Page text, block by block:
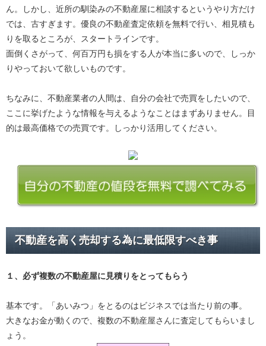
ん。しかし、近所の馴染みの不動産屋に相談するというやり方だけ
では、古すぎます。優良の不動産査定依頼を無料で行い、相見積も
りを取るところが、スタートラインです。
面倒くさがって、何百万円も損をする人が本当に多いので、しっか
りやっておいて欲しいものです。
ちなみに、不動産業者の人間は、自分の会社で売買をしたいので、
ここに挙げたような情報を与えるようなことはまずありません。目
的は最高価格での売買です。しっかり活用してください。
不動産を高く売却する為に最低限すべき事
１、必ず複数の不動産屋に見積り をとってもらう
基本です。「あいみつ」をとるのはビジネスでは当たり前の事。
大きなお金が動くので、複数の不動産屋さんに査定してもらいまし
ょう。